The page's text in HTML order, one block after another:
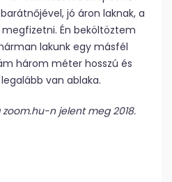
jó áron laknak, a
Én beköltöztem
lakunk egy másfél
három méter hosszú és
van ablaka.
n jelent meg 2018.